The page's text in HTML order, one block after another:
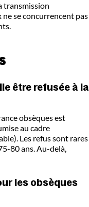
transmission
se concurrencent pas
être refusée à la
obsèques est
au cadre
Les refus sont rares
80 ans. Au-delà,
les obsèques